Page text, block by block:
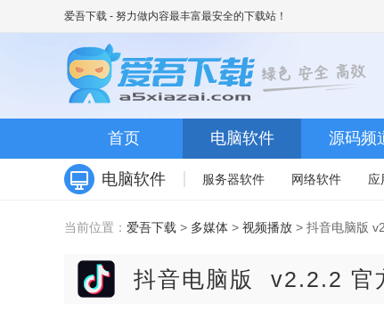
爱吾下载 - 努力做内容最丰富最安全的下载站！
首页 电脑软件 源码频
电脑软件 服务器软件 网络软件 应
当前位置： 爱吾下载 > 多媒体 > 视频播放 > 抖音电脑版
抖音电脑版 v2.2.2 官